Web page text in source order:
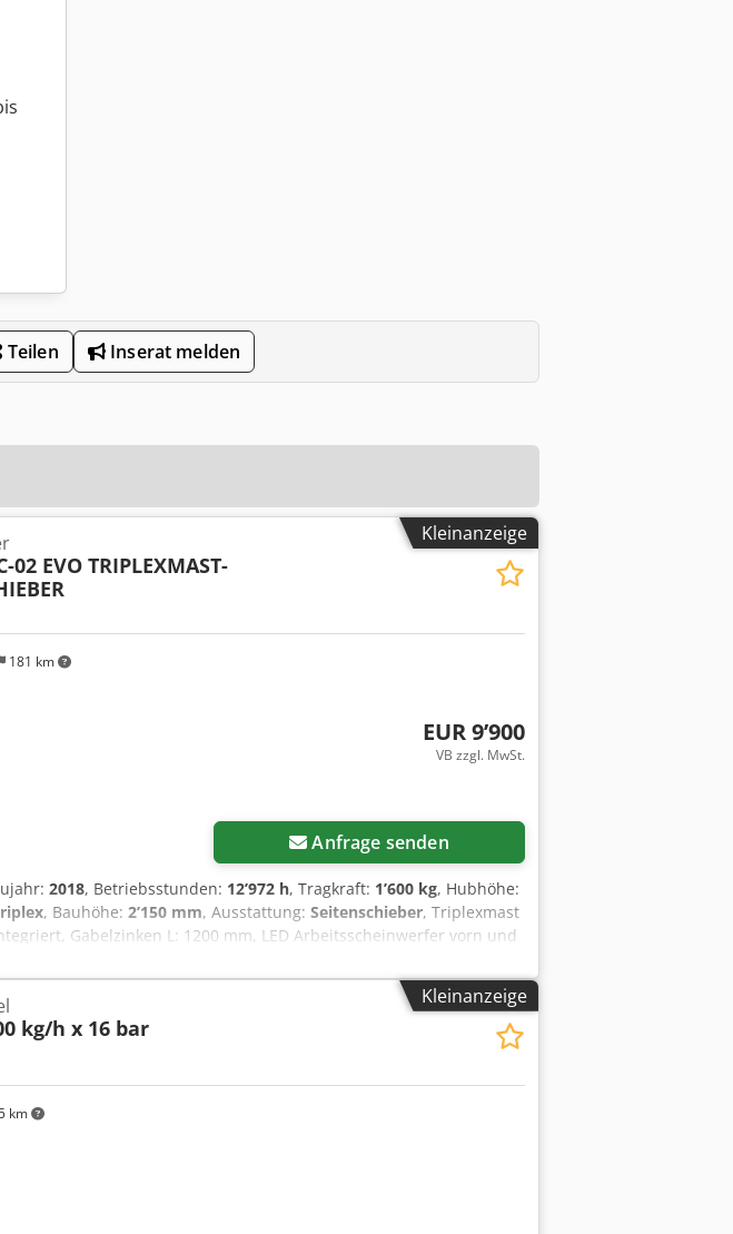
Teilen Inserat melden
Kleinanzeige
181 km
02 EVO TRIPLEXMAST-
EUR 9’900
VB zzgl. MwSt.
Anfrage senden
2018, Betriebsstunden: 12’972 h, Tragkraft: 1’600 kg, Hubhöhe:
, Bauhöhe: 2’150 mm, Ausstattung: Seitenschieber, Triplexmast
Gabelzinken L: 1200 mm, LED Arbeitsscheinwerfer vorn und
SE-Reifen, Betriebsanleitung enthalten. Technischer Zustand
Große Wartung neu durchgeführt! UVV-Prüfung mangelfrei neu
Berufserfahrung!
Kleinanzeige
km
kg/h x 16 bar